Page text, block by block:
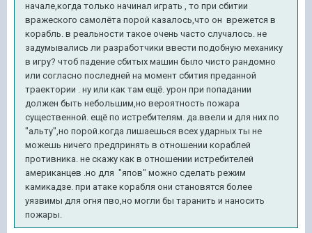
начале,когда только начинал играть , то при сбитии
вражеского самолёта порой казалось,что он врежется в
корабль. в реальности такое очень часто случалось. не
задумывались ли разработчики ввести подобную механику
в игру? чтоб падение сбитых машин было чисто рандомно
или согласно последней на момент сбития преданной
траектории . ну или как там ещё. урон при попадании
должен быть небольшим,но вероятность пожара
существенной. ещё по истребителям. да.ввели и для них по
"альту",но порой.когда лишаешься всех ударных ты не
можешь ничего предпринять в отношении кораблей
противника. не скажу как в отношении истребителей
американцев .но для "япов" можно сделать режим
камикадзе. при атаке корабля они становятся более
уязвимы для огня пво,но могли бы таранить и наносить
пожары.